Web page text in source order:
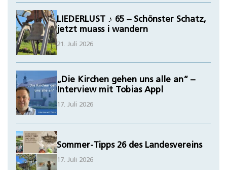
LIEDERLUST ♪ 65 – Schönster Schatz,
jetzt muass i wandern
21. Juli 2026
„Die Kirchen gehen uns alle an“ –
Interview mit Tobias Appl
17. Juli 2026
Sommer-Tipps 26 des Landesvereins
17. Juli 2026